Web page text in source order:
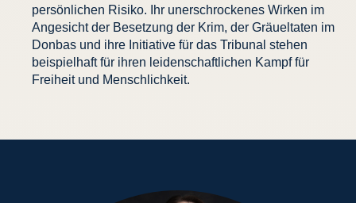
persönlichen Risiko. Ihr unerschrockenes Wirken im
Angesicht der Besetzung der Krim, der Gräueltaten im
Donbas und ihre Initiative für das Tribunal stehen
beispielhaft für ihren leidenschaftlichen Kampf für
Freiheit und Menschlichkeit.